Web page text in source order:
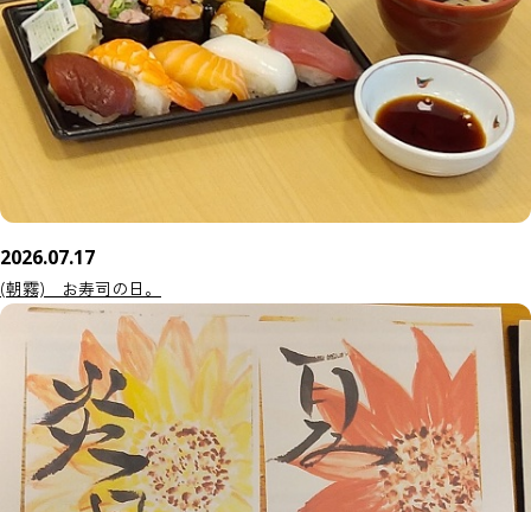
2026.07.17
(朝霧) お寿司の日。